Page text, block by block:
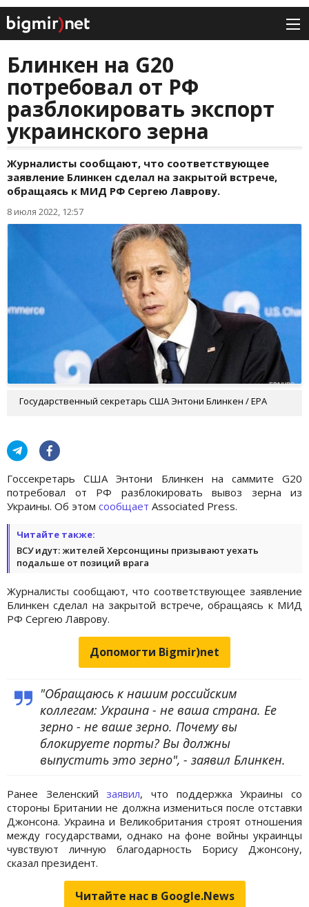
Блинкен на G20
потребовал от РФ
разблокировать экспорт
украинского зерна
Журналисты сообщают, что соответствующее
заявление Блинкен сделал на закрытой встрече,
обращаясь к МИД РФ Сергею Лаврову.
8 июля 2022, 12:57
Государственный секретарь США Энтони Блинкен / EPA
Госсекретарь США Энтони Блинкен на саммите G20
потребовал от РФ разблокировать вывоз зерна из
Украины. Об этом сообщает Associated Press.
Читайте также:
ВСУ идут: жителей Херсонщины призывают уехать
подальше от позиций врага
Журналисты сообщают, что соответствующее заявление
Блинкен сделал на закрытой встрече, обращаясь к МИД
РФ Сергею Лаврову.
Допомогти Bigmir)net
"Обращаюсь к нашим российским
коллегам: Украина - не ваша страна. Ее
зерно - не ваше зерно. Почему вы
блокируете порты? Вы должны
выпустить это зерно", - заявил Блинкен.
Ранее Зеленскийзаявил, что поддержка Украины со
стороны Британии не должна измениться после отставки
Джонсона. Украина и Великобритания строят отношения
между государствами, однако на фоне войны украинцы
чувствуют личную благодарность Борису Джонсону,
сказал президент.
Читайте нас в Google.News